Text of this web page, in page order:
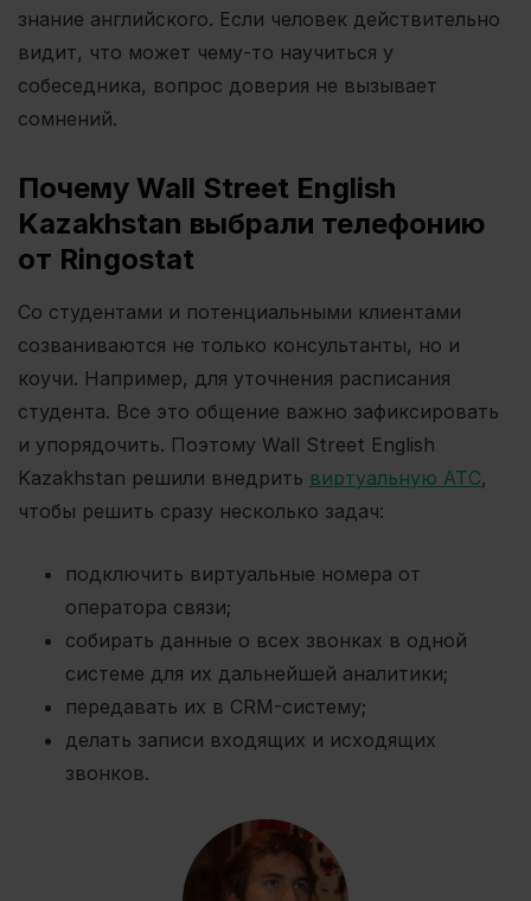
знание английского. Если человек действительно
видит, что может чему-то научиться у
собеседника, вопрос доверия не вызывает
сомнений.
Почему Wall Street English
Kazakhstan выбрали телефонию
от Ringostat
Со студентами и потенциальными клиентами
созваниваются не только консультанты, но и
коучи. Например, для уточнения расписания
студента. Все это общение важно зафиксировать
и упорядочить. Поэтому Wall Street English
Kazakhstan решили внедрить виртуальную АТС,
чтобы решить сразу несколько задач:
подключить виртуальные номера от
оператора связи;
собирать данные о всех звонках в одной
системе для их дальнейшей аналитики;
передавать их в CRM-систему;
делать записи входящих и исходящих
звонков.